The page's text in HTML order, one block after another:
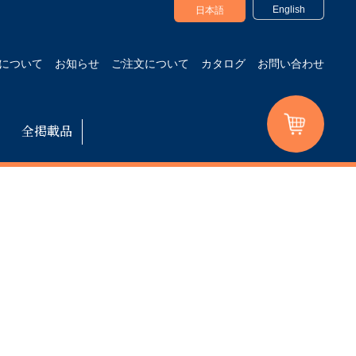
日本語 English
ついて お知らせ ご注文について カタログ お問い合わせ
全掲載品